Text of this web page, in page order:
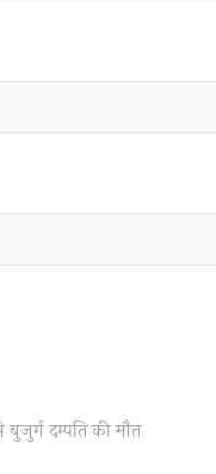
दम्पति की मौत